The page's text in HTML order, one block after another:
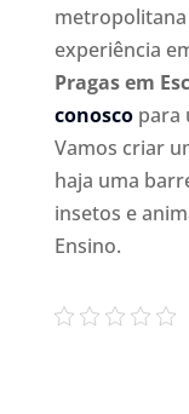
metropolitana
experiência
Pragas em
conosco para
Vamos criar
haja uma
insetos e
Ensino.